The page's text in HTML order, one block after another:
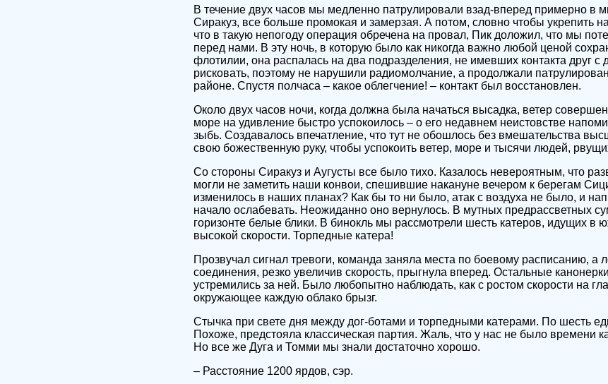
В течение двух часов мы медленно патрулировали взад-вперед примерно в
Сиракуз, все больше промокая и замерзая. А потом, словно чтобы укрепить
что в такую непогоду операция обречена на провал, Пик доложил, что мы
перед нами. В эту ночь, в которую было как никогда важно любой ценой
флотилии, она распалась на два подразделения, не имевших контакта друг с
рисковать, поэтому не нарушили радиомолчание, а продолжали
районе. Спустя полчаса – какое облегчение! – контакт был восстановлен.
Около двух часов ночи, когда должна была начаться высадка, ветер
море на удивление быстро успокоилось – о его недавнем неистовстве
зыбь. Создавалось впечатление, что тут не обошлось без вмешательства
свою божественную руку, чтобы успокоить ветер, море и тысячи людей,
Со стороны Сиракуз и Аугусты все было тихо. Казалось невероятным, что
могли не заметить наши конвои, спешившие накануне вечером к берегам
изменилось в наших планах? Как бы то ни было, атак с воздуха не было, и
начало ослабевать. Неожиданно оно вернулось. В мутных предрассветных
горизонте белые блики. В бинокль мы рассмотрели шесть катеров, идущих в
высокой скорости. Торпедные катера!
Прозвучал сигнал тревоги, команда заняла места по боевому расписанию, а
соединения, резко увеличив скорость, прыгнула вперед. Остальные
устремились за ней. Было любопытно наблюдать, как с ростом скорости на
окружающее каждую облако брызг.
Стычка при свете дня между дог-ботами и торпедными катерами. По шесть
Похоже, предстояла классическая партия. Жаль, что у нас не было времени
Но все же Дуга и Томми мы знали достаточно хорошо.
– Расстояние 1200 ярдов, сэр.